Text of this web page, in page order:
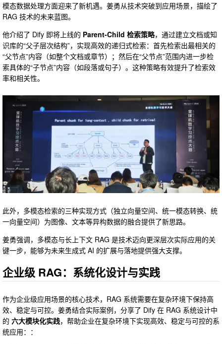
模态数据处理方面迎来了新机遇。姜勇从技术突破到应用场景，描绘了
RAG 技术的未来蓝图。
他介绍了 Dify 即将上线的 Parent-Child 检索策略，通过建立文档或知
识库的“父子层次结构”，实现高效的递归式检索：首先检索出最相关的
“父节点”内容（如整个文档或章节）；然后在“父节点”范围内进一步检
索具体的“子节点”内容（如段落或句子）。这种策略有效提升了检索效
率和相关性。
此外，多模态检索的三种实现方式（独立向量空间、统一模态转换、统
一向量空间）为图像、文本等异构数据的融合提供了新思路。
姜勇强调，多模态与长上下文 RAG 是技术迈向更深层次实际应用的关
键一步，能够为未来生成式 AI 的扩展与落地提供强大支撑。
企业级 RAG：系统化设计与实践
作为企业级应用场景的核心技术，RAG 系统需要在复杂环境下保持高
效、稳定与可控。姜勇结合实际案例，分享了 Dify 在 RAG 系统设计中
的 六大模块化实践，帮助企业在复杂环境下实现高效、稳定与可控的系
统应用：：